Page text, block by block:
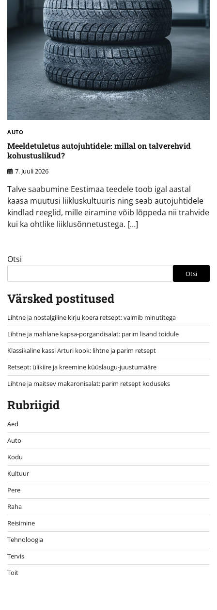
AUTO
Meeldetuletus autojuhtidele: millal on talverehvid
kohustuslikud?
7. Juuli 2026
Talve saabumine Eestimaa teedele toob igal aastal
kaasa muutusi liikluskultuuris ning seab autojuhtidele
kindlad reeglid, mille eiramine võib lõppeda nii trahvide
kui ka ohtlike liiklusõnnetustega. […]
Otsi
Otsi
Värsked postitused
Lihtne ja nostalgiline kirju koera retsept: valmib minutitega
Lihtne ja mahlane kapsa-porgandisalat: parim lisand toidule
Klassikaline kassi Arturi kook: lihtne ja parim retsept
Retsept: ülikiire ja kreemine küüslaugu-juustumääre
Lihtne ja maitsev makaronisalat: parim retsept koduseks
Rubriigid
Aed
Auto
Kodu
Kultuur
Pere
Raha
Reisimine
Tehnoloogia
Tervis
Toit